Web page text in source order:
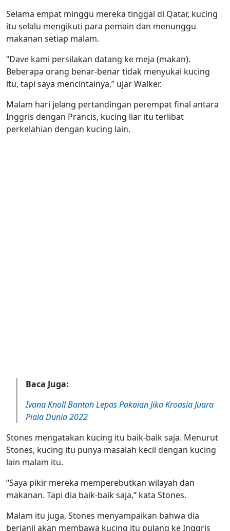
Selama empat minggu mereka tinggal di Qatar, kucing
itu selalu mengikuti para pemain dan menunggu
makanan setiap malam.
“Dave kami persilakan datang ke meja (makan).
Beberapa orang benar-benar tidak menyukai kucing
itu, tapi saya mencintainya,” ujar Walker.
Malam hari jelang pertandingan perempat final antara
Inggris dengan Prancis, kucing liar itu terlibat
perkelahian dengan kucing lain.
Baca Juga:
Ivana Knoll Bantah Lepas Pakaian Jika Kroasia Juara
Piala Dunia 2022
Stones mengatakan kucing itu baik-baik saja. Menurut
Stones, kucing itu punya masalah kecil dengan kucing
lain malam itu.
“Saya pikir mereka memperebutkan wilayah dan
makanan. Tapi dia baik-baik saja,” kata Stones.
Malam itu juga, Stones menyampaikan bahwa dia
berjanji akan membawa kucing itu pulang ke Inggris